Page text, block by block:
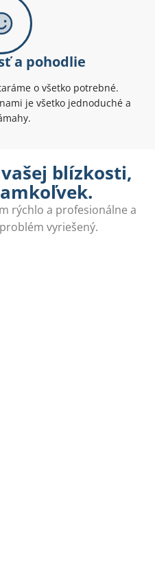
a pohodlie
o všetko potrebné.
je všetko jednoduché a
blízkosti,
rýchlo a profesionálne a
vyriešený.